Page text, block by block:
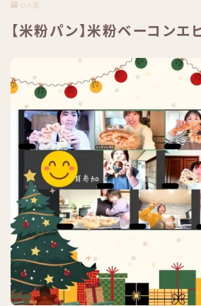
QA集
【米粉パン】米粉ベーコンエ